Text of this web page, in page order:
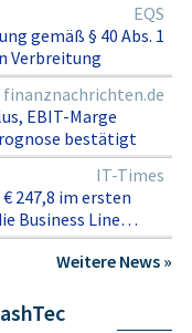
EQS
gemäß § 40 Abs. 1
Verbreitung
finanznachrichten.de
EBIT-Marge
bestätigt
IT-Times
247,8 im ersten
Business Line
Weitere News »